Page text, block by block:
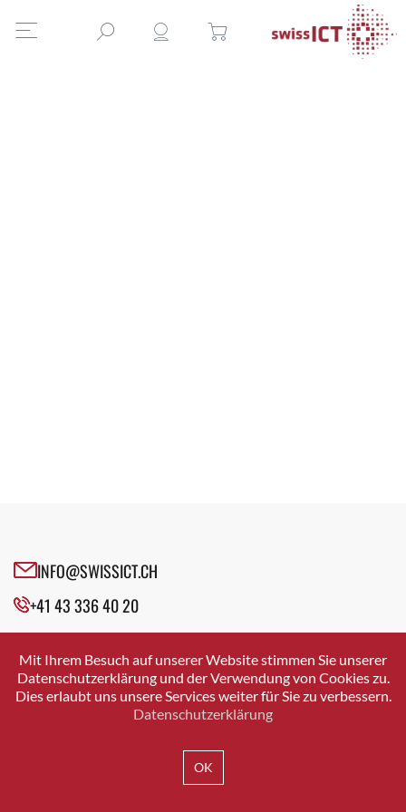
INFO@SWISSICT.CH
+41 43 336 40 20
SWISSICT
VULKANSTRASSE 120
8048 ZURICH
Mit Ihrem Besuch auf unserer Website stimmen Sie unserer
Datenschutzerklärung und der Verwendung von Cookies zu.
Dies erlaubt uns unsere Services weiter für Sie zu verbessern.
Datenschutzerklärung
OK